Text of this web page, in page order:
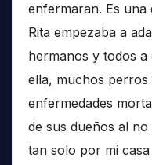
enfermaran. Es una
Rita empezaba a
hermanos y todos a
ella, muchos
enfermedades
de sus dueños al
tan solo por mi